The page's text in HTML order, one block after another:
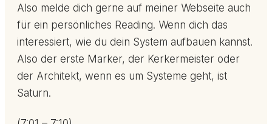
Also melde dich gerne auf meiner Webseite auch
für ein persönliches Reading. Wenn dich das
interessiert, wie du dein System aufbauen kannst.
Also der erste Marker, der Kerkermeister oder
der Architekt, wenn es um Systeme geht, ist
Saturn.